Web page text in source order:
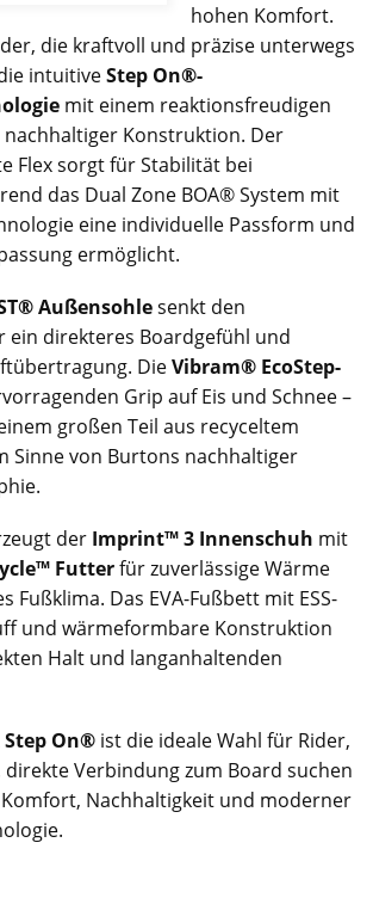
hohen Komfort.
die kraftvoll und präzise unterwegs
intuitiveStep On®-
mit einem reaktionsfreudigen
Konstruktion. Der
Flex sorgt für Stabilität bei
das Dual Zone BOA® System mit
eine individuelle Passform und
ermöglicht.
Außensohlesenkt den
ein direkteres Boardgefühl und
DieVibram® EcoStep-
Grip auf Eis und Schnee –
großen Teil aus recyceltem
Sinne von Burtons nachhaltiger
der Imprint™ 3 Innenschuh mit
Futterfür zuverlässige Wärme
Fußklima. Das EVA-Fußbett mit ESS-
und wärmeformbare Konstruktion
Halt und langanhaltenden
On® ist die ideale Wahl für Rider,
direkte Verbindung zum Board suchen
Nachhaltigkeit und moderner